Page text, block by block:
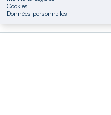
Cookies
Données personnelles